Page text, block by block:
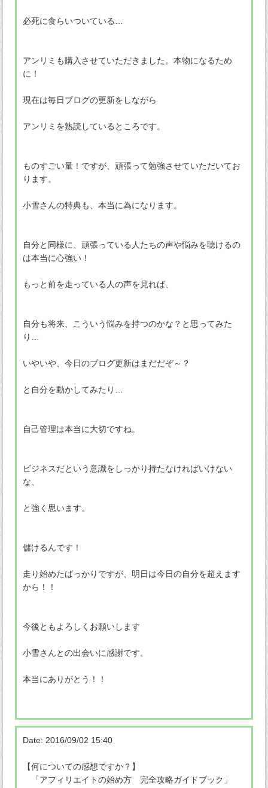
必死に食らいついている…
アンリミも購入させていただきました。本物になるため
に！
現在は毎日ブログの更新をしながら
アンリミを熟読しているところです。
ものすごい量！ですが、頑張って勉強させていただいてお
ります。
小雪さんの特典も、本当に為になります。
自分と同様に、頑張っている人たちの声や悩みを聴けるの
は本当に心強い！
もっと前を走っている人の声を見れば、
自分も将来、こういう悩みを持つのかな？と思ってみた
り…
いやいや、今日のブログ更新はまだだぞ～？
と自分を動かしてみたり…
自己管理は本当に大切ですね。
ビジネスだという意識をしっかり持たなければいけない
な、
と強く思います。
儲けるんです！
走り始めたばっかりですが、明日は今日の自分を超えます
から！！
今後ともよろしくお願いします
小雪さんとの出会いに感謝です。
本当にありがとう！！
Date: 2016/09/02 15:40
【何についての感想ですか？】
「アフィリエイトの始め方 完全攻略ガイドブック」